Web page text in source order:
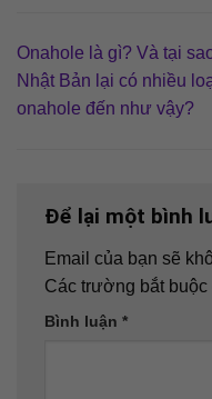
Onahole là gì? Và tại
Nhật Bản lại có nhiều
onahole đến như vậy?
Để lại một bình
Email của bạn sẽ
Các trường bắt
Bình luận *